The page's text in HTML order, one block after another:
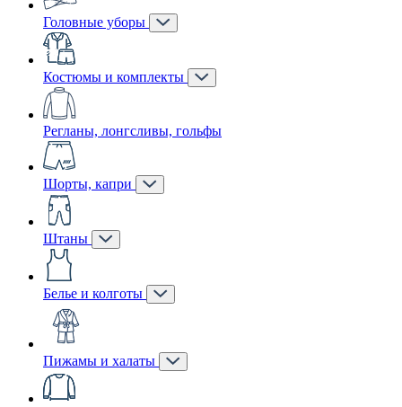
Головные уборы
Костюмы и комплекты
Регланы, лонгсливы, гольфы
Шорты, капри
Штаны
Белье и колготы
Пижамы и халаты